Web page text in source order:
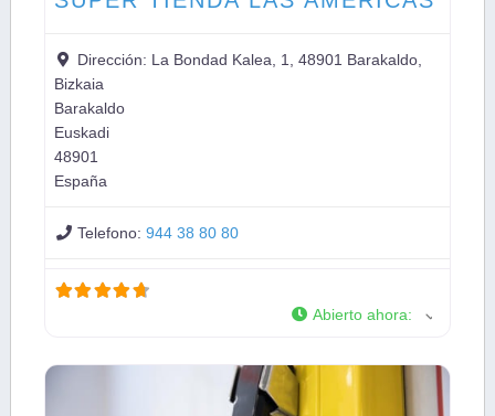
Dirección: La Bondad Kalea, 1, 48901 Barakaldo,
Bizkaia
Barakaldo
Euskadi
48901
España
Telefono:944 38 80 80
Abierto ahora: